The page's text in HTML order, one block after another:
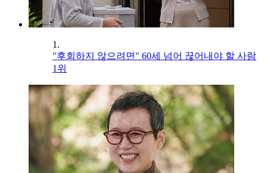
1.
"후회하지 않으려면" 60세 넘어 끊어내야 할 사람
1위